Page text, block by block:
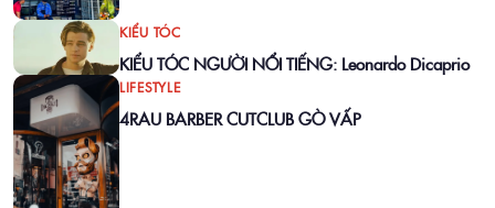
KIỂU TÓC
KIỂU TÓC NGƯỜI NỔI TIẾNG: Leonardo Dicaprio
LIFESTYLE
4RAU BARBER CUTCLUB GÒ VẤP